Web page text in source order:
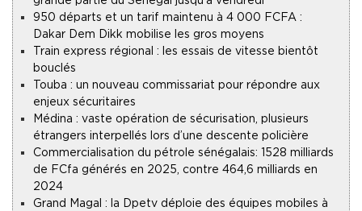
950 départs et un tarif maintenu à 4 000 FCFA :
Dakar Dem Dikk mobilise les gros moyens
Train express régional : les essais de vitesse bientôt
bouclés
Touba : un nouveau commissariat pour répondre aux
enjeux sécuritaires
Médina : vaste opération de sécurisation, plusieurs
étrangers interpellés lors d’une descente policière
Commercialisation du pétrole sénégalais : 1528 milliards
de FCfa générés en 2025, contre 464,6 milliards en
2024
Grand Magal : la Dpetv déploie des équipes mobiles à